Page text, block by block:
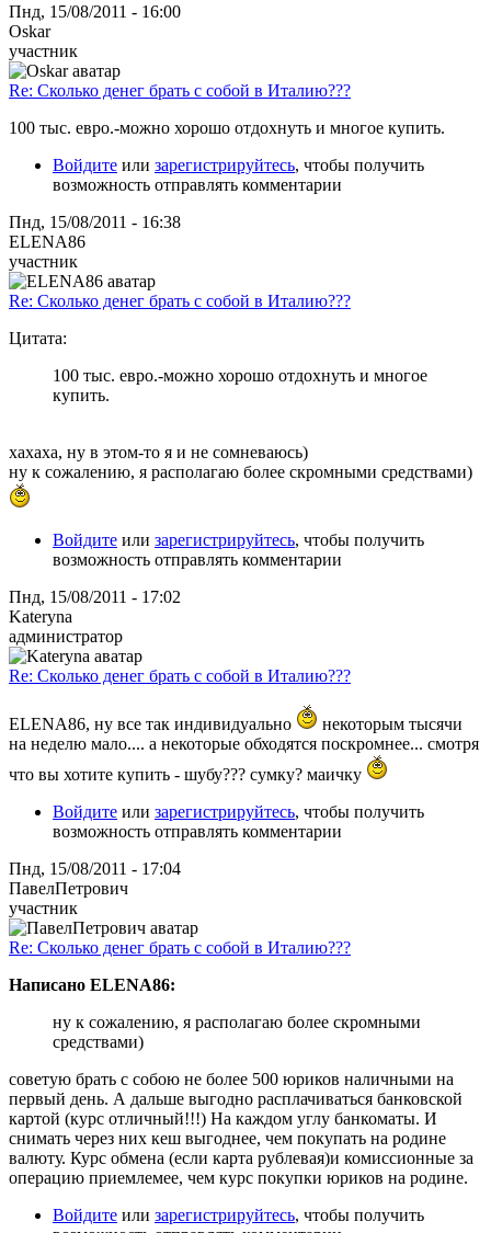
Пнд, 15/08/2011 - 16:00
Oskar
участник
Re: Сколько денег брать с собой в Италию???
100 тыс. евро.-можно хорошо отдохнуть и многое купить.
Войдите или зарегистрируйтесь, чтобы получить
возможность отправлять комментарии
Пнд, 15/08/2011 - 16:38
ELENA86
участник
Re: Сколько денег брать с собой в Италию???
Цитата:
100 тыс. евро.-можно хорошо отдохнуть и многое
купить.
хахаха, ну в этом-то я и не сомневаюсь)
ну к сожалению, я располагаю более скромными средствами)
Войдите или зарегистрируйтесь, чтобы получить
возможность отправлять комментарии
Пнд, 15/08/2011 - 17:02
Kateryna
администратор
Re: Сколько денег брать с собой в Италию???
ELENA86, ну все так индивидуально
некоторым тысячи
на неделю мало.... а некоторые обходятся поскромнее... смотря
что вы хотите купить - шубу??? сумку? маичку
Войдите или зарегистрируйтесь, чтобы получить
возможность отправлять комментарии
Пнд, 15/08/2011 - 17:04
ПавелПетрович
участник
Re: Сколько денег брать с собой в Италию???
Написано ELENA86:
ну к сожалению, я располагаю более скромными
средствами)
советую брать с собою не более 500 юриков наличными на
первый день. А дальше выгодно расплачиваться банковской
картой (курс отличный!!!) На каждом углу банкоматы. И
снимать через них кеш выгоднее, чем покупать на родине
валюту. Курс обмена (если карта рублевая)и комиссионные за
операцию приемлемее, чем курс покупки юриков на родине.
Войдите или зарегистрируйтесь, чтобы получить